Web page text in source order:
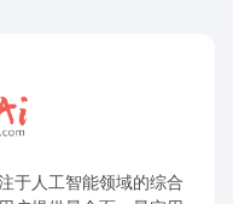
于人工智能领域的综合